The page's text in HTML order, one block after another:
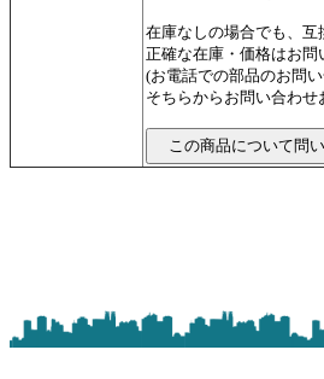
在庫なしの場合でも、
正確な在庫・価格はお問
(お電話での部品のお問
そちらからお問い合わせ